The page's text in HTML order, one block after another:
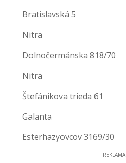
Bratislavská 5
Nitra
Dolnočermánska 818/70
Nitra
Štefánikova trieda 61
Galanta
Esterhazyovcov 3169/30
REKLAMA